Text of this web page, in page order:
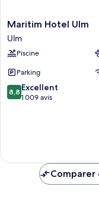
Maritim
Hotel
Ulm
Ulm
Maritim Hotel Ulm
Ulm
Piscine
Parking
8.8
sur
8,8 Excellent
1 009 avis
Comparer